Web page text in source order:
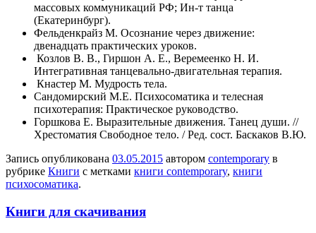
массовых коммуникаций РФ; Ин-т танца
(Екатеринбург).
Фельденкрайз М. Осознание через движение:
двенадцать практических уроков.
Козлов В. В., Гиршон А. Е., Веремеенко Н. И.
Интегративная танцевально-двигательная терапия.
Кнастер М. Мудрость тела.
Сандомирский М.Е. Психосоматика и телесная
психотерапия: Практическое руководство.
Горшкова Е. Выразительные движения. Танец души. //
Хрестоматия Свободное тело. / Ред. сост. Баскаков В.Ю.
Запись опубликована 03.05.2015 автором contemporary в
рубрике Книги с метками книги contemporary, книги
психосоматика.
Книги для скачивания